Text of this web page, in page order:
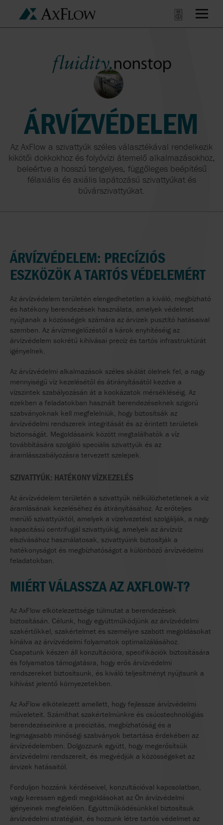
ÁRVÍZVÉDELEM
Az AxFlow a szivattyúk széles választékával rendelkezik
kikötői dokkokhoz és folyóvízi átemelő alkalmazásokhoz,
beleértve a hosszú tengelyes, függőleges beépítésű
félaxiális és axiális lapátozású szivattyúkat és
búvárszivattyúkat.
ÁRVÍZVÉDELEM: PRECÍZIÓS
ESZKÖZÖK A TARTÓS VÉDELEMÉRT
Az árvízvédelem területén elengedhetetlen a kiváló, megbízható
és hatékony berendezések használata, amelyek védelmet
nyújtanak a közösségek számára az árvizek pusztító hatásaival
szemben. Az árvízmegelőzéstől a károk enyhítéséig az
árvízvédelem sokrétű kihívásai precíz és tartós infrastruktúrát
igényelnek.
Az árvízvédelmi alkalmazások széles skálát ölelnek fel, a nagy
mennyiségű víz kezelésétől és átirányításától kezdve a
vízszintek szabályozásán át a kockázatok mérsékléséig. Az
ezekben a feladatokban használt berendezéseknek szigorú
szabványoknak kell megfelelniük, hogy biztosítsák az
árvízvédelmi rendszerek integritását és az érintett területek
biztonságát. Megoldásaink között megtalálhatók a víz
továbbítására szolgáló speciális szivattyúk és az
áramlásszabályozásra tervezett szelepek.
SZIVATTYÚK: HATÉKONY VÍZKEZELÉS
Az árvízvédelem területén a szivattyúk nélkülözhetetlenek a víz
áramlásának kezeléséhez és átirányításához. Az erőteljes
merülő szivattyúktól, amelyek a vízelvezetést szolgálják, a nagy
kapacitású centrifugál szivattyúkig, amelyek az árvízvíz
elszívásához használatosak, szivattyúink biztosítják a
hatékonyságot és megbízhatóságot a különböző árvízvédelmi
feladatokban.
MIÉRT VÁLASSZA AZ AXFLOW-T?
Az AxFlow elkötelezettsége túlmutat a berendezések
biztosításán. Célunk, hogy együttműködjünk az árvízvédelmi
szakértőkkel, szakértelmet és személyre szabott megoldásokat
kínálva az árvízvédelmi folyamatok optimalizálásához.
Csapatunk készen áll konzultációra, specifikációk biztosítására
és folyamatos támogatásra, hogy erős árvízvédelmi
rendszereket biztosítsunk, és kiváló teljesítményt nyújtsunk a
kihívást jelentő környezetekben.
Az AxFlow elkötelezett amellett, hogy fejlessze árvízvédelmi
műveleteit. Számíthat szakértelmünkre és csúcstechnológiás
berendezéseinkre a precizitás, megbízhatóság és a
legmagasabb minőségi szabványok betartása érdekében az
árvízvédelemben. Dolgozzunk együtt, hogy megerősítsük
árvízvédelmi rendszereit, és megvédjük a közösségeket az
árvizek hatásaitól.
Forduljon hozzánk kérdéseivel, konzultációval kapcsolatban,
vagy keressen egyedi megoldásokat az Ön árvízvédelmi
igényeinek megfelelően. Együttműködésünkkel biztosítsuk
árvízvédelmi stratégiáit, és hozzunk létre tartós védelmet az